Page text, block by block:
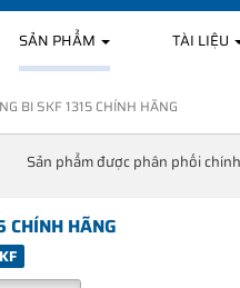
SẢN PHẨM TÀI LIỆU
BI SKF 1315 CHÍNH HÃNG
Sản phẩm được phân phối
CHÍNH HÃNG